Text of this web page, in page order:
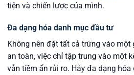
tiện và chiến lược của mình.
Đa dạng hóa danh mục đầu tư
Không nên đặt tất cả trứng vào một
an toàn, việc chỉ tập trung vào một
vẫn tiềm ẩn rủi ro. Hãy đa dạng